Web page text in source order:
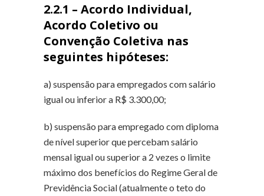
2.2.1 – Acordo Individual,
Acordo Coletivo ou
Convenção Coletiva nas
seguintes hipóteses:
a) suspensão para empregados com salário
igual ou inferior a R$ 3.300,00;
b) suspensão para empregado com diploma
de nível superior que percebam salário
mensal igual ou superior a 2 vezes o limite
máximo dos benefícios do Regime Geral de
Previdência Social (atualmente o teto do